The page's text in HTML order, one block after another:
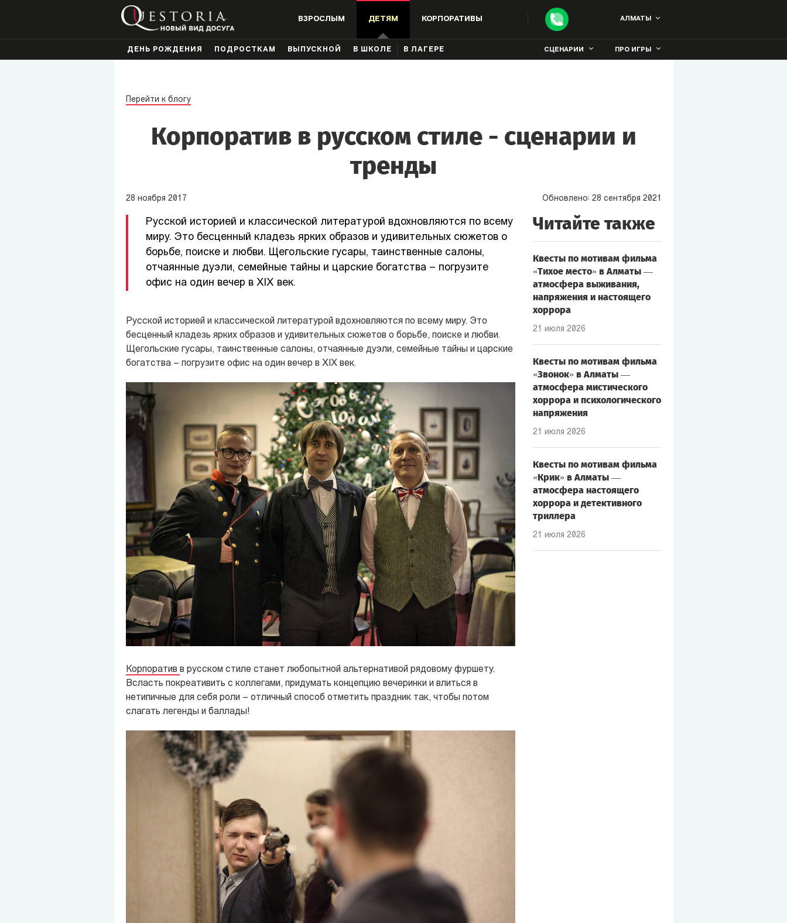
ВЗРОСЛЫМ ДЕТЯМ КОРПОРАТИВЫ АЛМАТЫ
ДЕНЬ РОЖДЕНИЯ ПОДРОСТКАМ ВЫПУСКНОЙ В ШКОЛЕ В ЛАГЕРЕ СЦЕНАРИИ ПРО ИГРЫ
Перейти к блогу
Корпоратив в русском стиле - сценарии и
тренды
28 ноября 2017 Обновлено: 28 сентября 2021
Русской историей и классической литературой вдохновляются по всему
миру. Это бесценный кладезь ярких образов и удивительных сюжетов о
борьбе, поиске и любви. Щегольские гусары, таинственные салоны,
отчаянные дуэли, семейные тайны и царские богатства – погрузите
офис на один вечер в XIX век.
Русской историей и классической литературой вдохновляются по всему миру. Это
бесценный кладезь ярких образов и удивительных сюжетов о борьбе, поиске и любви.
Щегольские гусары, таинственные салоны, отчаянные дуэли, семейные тайны и царские
богатства – погрузите офис на один вечер в XIX век.
Корпоратив в русском стиле станет любопытной альтернативой рядовому фуршету.
Всласть покреативить с коллегами, придумать концепцию вечеринки и влиться в
нетипичные для себя роли – отличный способ отметить праздниктак, чтобы потом
слагать легенды и баллады!
Читайте также
Квесты по мотивам фильма
«Тихое место» в Алматы —
атмосфера выживания,
напряжения и настоящего
хоррора
21 июля 2026
Квесты по мотивам фильма
«Звонок» в Алматы —
атмосфера мистического
хоррора и психологического
напряжения
21 июля 2026
Квесты по мотивам фильма
«Крик» в Алматы —
атмосфера настоящего
хоррора и детективного
триллера
21 июля 2026